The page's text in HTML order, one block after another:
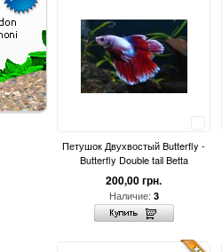
Петушок Двухвостый Butterfly -
Butterfly Double tail Betta
200,00 грн.
Наличие: 3